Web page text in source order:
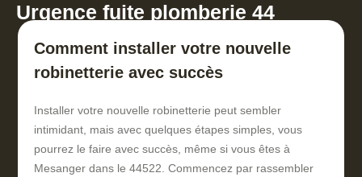
Urgence fuite plomberie 44
Comment installer votre nouvelle
robinetterie avec succès
Installer votre nouvelle robinetterie peut sembler
intimidant, mais avec quelques étapes simples, vous
pourrez le faire avec succès, même si vous êtes à
Mesanger dans le 44522. Commencez par rassembler